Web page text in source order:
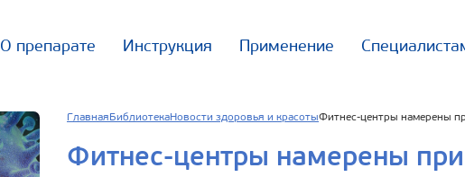
О препарате Инструкция Применение
Главная БиблиотекаНовости здоровья и красотыФитнес-центры намерены
Фитнес-центры намерены